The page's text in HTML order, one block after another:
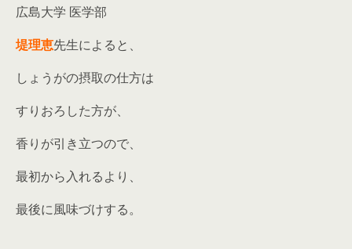
広島大学 医学部
堤理恵先生によると、
しょうがの摂取の仕方は
すりおろした方が、
香りが引き立つので、
最初から入れるより、
最後に風味づけする。